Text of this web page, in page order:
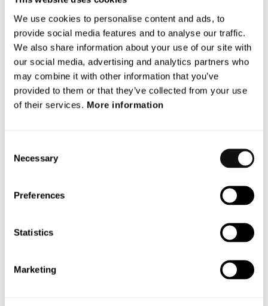
We use cookies to personalise content and ads, to
provide social media features and to analyse our traffic.
We also share information about your use of our site with
our social media, advertising and analytics partners who
may combine it with other information that you’ve
provided to them or that they’ve collected from your use
of their services. More information
Selection
Necessary
Preferences
Statistics
Marketing
Genom nyttjandet av Teckningsoptionerna ökar antalet
aktier i Terranet med 13 096 B-aktier, från 2 237 903 142
aktier (beräknat utifrån att den pågående
företrädesemissionen har avslutats och registrerats) till
totalt 2 237 916 238 aktier. Aktiekapitalet ökar med
130,96 SEK, från 22 379 031,40 SEK till 22 379 162,38 SEK.
cirka 0,001 procent av antalet aktier och cirka 0,001
procent av antalet röster i Bolaget.
Mangold Fondkommission AB är finansiell rådgivare och
Sutherland Advokatbyrå AB är legal rådgivare i samband
Lars Lindell, vd